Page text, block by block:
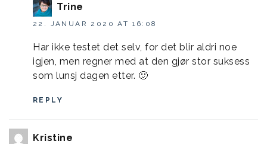
Trine
22. JANUAR 2020 AT 16:08
Har ikke testet det selv, for det blir aldri noe
igjen, men regner med at den gjør stor suksess
som lunsj dagen etter. 🙂
REPLY
Kristine